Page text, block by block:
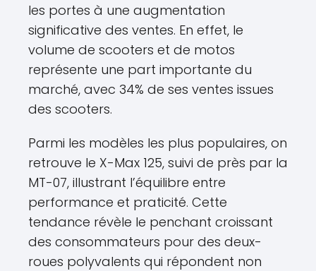
les portes à une augmentation
significative des ventes. En effet, le
volume de scooters et de motos
représente une part importante du
marché, avec 34% de ses ventes issues
des scooters.
Parmi les modèles les plus populaires, on
retrouve le X-Max 125, suivi de près par la
MT-07, illustrant l’équilibre entre
performance et praticité. Cette
tendance révèle le penchant croissant
des consommateurs pour des deux-
roues polyvalents qui répondent non